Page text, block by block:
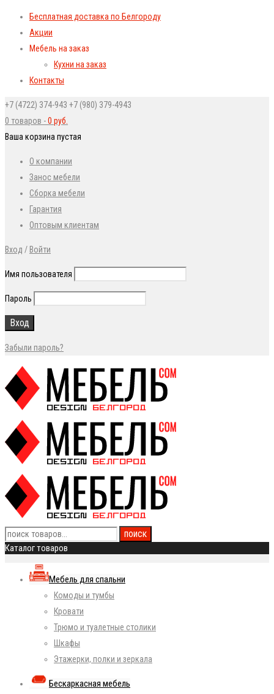
Бесплатная доставка по Белгороду
Акции
Мебель на заказ
Кухни на заказ
Контакты
+7 (4722) 374-943 +7 (980) 379-4943
0 товаров -0 руб.
Ваша корзина пустая
О компании
Занос мебели
Сборка мебели
Гарантия
Оптовым клиентам
Вход / Войти
Имя пользователя
Пароль
Забыли пароль?
Каталог товаров
Мебель для спальни
Комоды и тумбы
Кровати
Трюмо и туалетные столики
Шкафы
Этажерки, полки и зеркала
Бескаркасная мебель